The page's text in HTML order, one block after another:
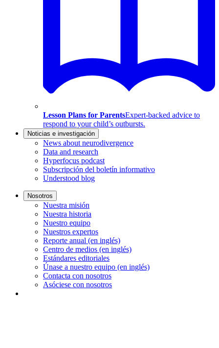
Lesson Plans for ParentsExpert-backed advice to
respond to your child’s outbursts.
Noticias e investigación
News about neurodivergence
Data and research
Hyperfocus podcast
Subscripción del boletín informativo
Understood blog
Nosotros
Nuestra misión
Nuestra historia
Nuestro equipo
Nuestros expertos
Reporte anual (en inglés)
Centro de medios (en inglés)
Estándares editoriales
Únase a nuestro equipo (en inglés)
Contacta con nosotros
Asóciese con nosotros